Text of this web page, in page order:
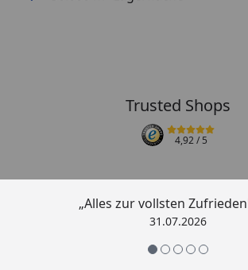
Trusted Shops
4,92/ 5
„Alles zur vollsten
31.07.2026